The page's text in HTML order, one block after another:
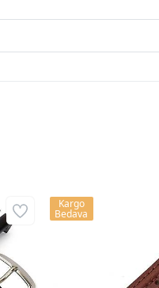
Kargo
Bedava